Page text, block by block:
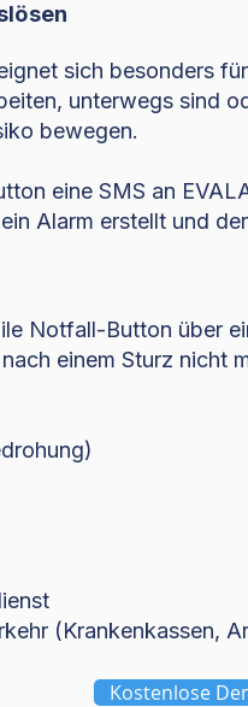
sich besonders für
unterwegs sind
bewegen.
eine SMS an
Alarm erstellt und
Notfall-Button über
einem Sturz nicht
(Krankenkassen,
Kostenlose